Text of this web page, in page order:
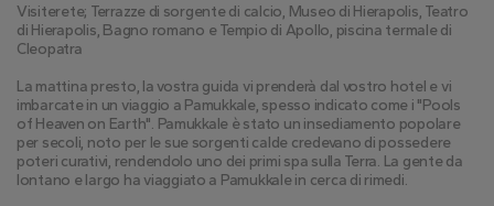
Visiterete; Terrazze di sorgente di calcio, Museo di Hierapolis, Teatro
di Hierapolis, Bagno romano e Tempio di Apollo, piscina termale di
Cleopatra
La mattina presto, la vostra guida vi prenderà dal vostro hotel e vi
imbarcate in un viaggio a Pamukkale, spesso indicato come i "Pools
of Heaven on Earth". Pamukkale è stato un insediamento popolare
per secoli, noto per le sue sorgenti calde credevano di possedere
poteri curativi, rendendolo uno dei primi spa sulla Terra. La gente da
lontano e largo ha viaggiato a Pamukkale in cerca di rimedi.